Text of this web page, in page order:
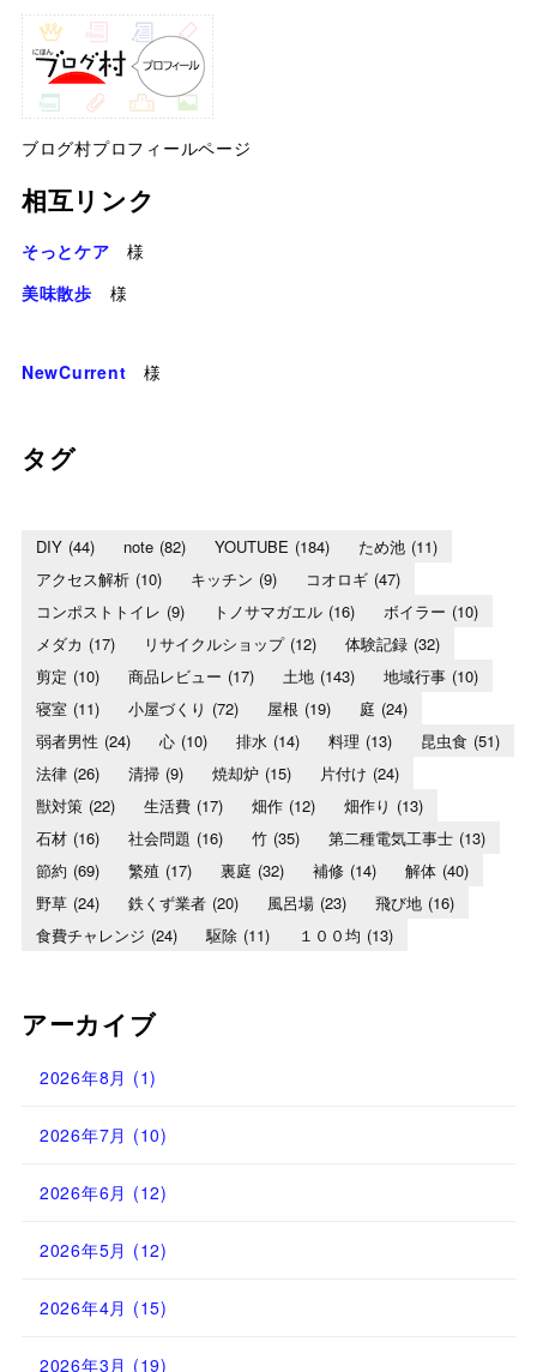
ブログ村プロフィールページ
相互リンク
そっとケア 様
美味散歩 様
NewCurrent 様
タグ
DIY (44) note (82) YOUTUBE (184) ため池 (11)
アクセス解析 (10) キッチン (9) コオロギ (47)
コンポストトイレ (9) トノサマガエル (16) ボイラー (10)
メダカ (17) リサイクルショップ (12) 体験記録 (32)
剪定 (10) 商品レビュー (17) 土地 (143) 地域行事 (10)
寝室 (11) 小屋づくり (72) 屋根 (19) 庭 (24)
弱者男性 (24) 心 (10) 排水 (14) 料理 (13) 昆虫食 (51)
法律 (26) 清掃 (9) 焼却炉 (15) 片付け (24)
獣対策 (22) 生活費 (17) 畑作 (12) 畑作り (13)
石材 (16) 社会問題 (16) 竹 (35) 第二種電気工事士 (13)
節約 (69) 繁殖 (17) 裏庭 (32) 補修 (14) 解体 (40)
野草 (24) 鉄くず業者 (20) 風呂場 (23) 飛び地 (16)
食費チャレンジ (24) 駆除 (11) １００均 (13)
アーカイブ
2026年8月 (1)
2026年7月 (10)
2026年6月 (12)
2026年5月 (12)
2026年4月 (15)
2026年3月 (19)